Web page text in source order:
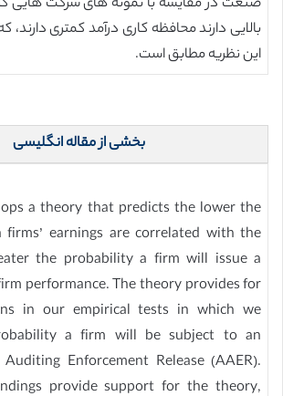
بالایی دارند محافظه کاری درآمد کمتری
این نظریه مطابق است.
بخشی از مقاله انگلیسی
a theory that predicts the lower the
earnings are correlated with the
the probability a firm will issue a
performance. The theory provides for
in our empirical tests in which we
a firm will be subject to an
Enforcement Release (AAER).
provide support for the theory,